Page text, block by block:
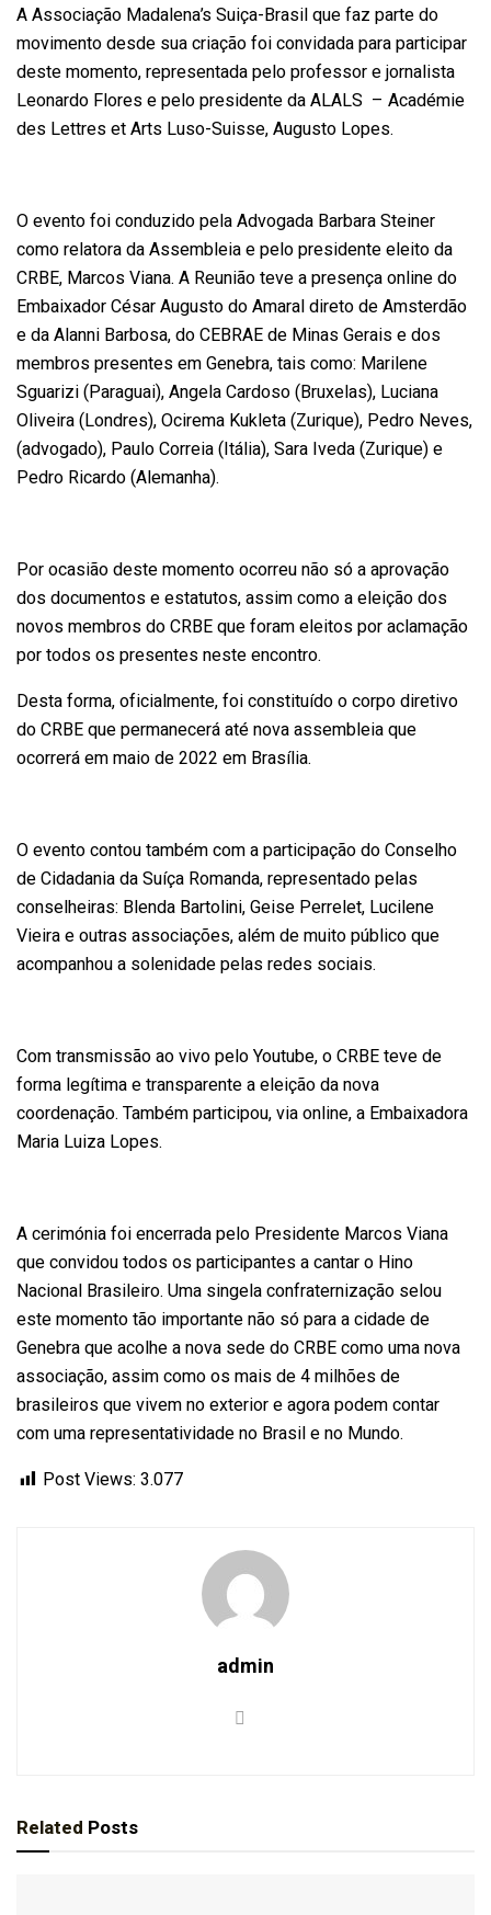
A Associação Madalena’s Suiça-Brasil que faz parte do
movimento desde sua criação foi convidada para participar
deste momento, representada pelo professor e jornalista
Leonardo Flores e pelo presidente da ALALS – Académie
des Lettres et Arts Luso-Suisse, Augusto Lopes.
O evento foi conduzido pela Advogada Barbara Steiner
como relatora da Assembleia e pelo presidente eleito da
CRBE, Marcos Viana. A Reunião teve a presença online do
Embaixador César Augusto do Amaral direto de Amsterdão
e da Alanni Barbosa, do CEBRAE de Minas Gerais e dos
membros presentes em Genebra, tais como: Marilene
Sguarizi (Paraguai), Angela Cardoso (Bruxelas), Luciana
Oliveira (Londres), Ocirema Kukleta (Zurique), Pedro Neves,
(advogado), Paulo Correia (Itália), Sara Iveda (Zurique) e
Pedro Ricardo (Alemanha).
Por ocasião deste momento ocorreu não só a aprovação
dos documentos e estatutos, assim como a eleição dos
novos membros do CRBE que foram eleitos por aclamação
por todos os presentes neste encontro.
Desta forma, oficialmente, foi constituído o corpo diretivo
do CRBE que permanecerá até nova assembleia que
ocorrerá em maio de 2022 em Brasília.
O evento contou também com a participação do Conselho
de Cidadania da Suíça Romanda, representado pelas
conselheiras: Blenda Bartolini, Geise Perrelet, Lucilene
Vieira e outras associações, além de muito público que
acompanhou a solenidade pelas redes sociais.
Com transmissão ao vivo pelo Youtube, o CRBE teve de
forma legítima e transparente a eleição da nova
coordenação. Também participou, via online, a Embaixadora
Maria Luiza Lopes.
A cerimónia foi encerrada pelo Presidente Marcos Viana
que convidou todos os participantes a cantar o Hino
Nacional Brasileiro. Uma singela confraternização selou
este momento tão importante não só para a cidade de
Genebra que acolhe a nova sede do CRBE como uma nova
associação, assim como os mais de 4 milhões de
brasileiros que vivem no exterior e agora podem contar
com uma representatividade no Brasil e no Mundo.
Post Views: 3.077
admin
Related Posts